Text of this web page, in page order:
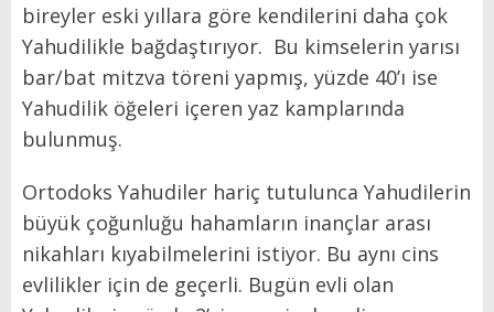
bireyler eski yıllara göre kendilerini daha çok
Yahudilikle bağdaştırıyor. Bu kimselerin yarısı
bar/bat mitzva töreni yapmış, yüzde 40’ı ise
Yahudilik öğeleri içeren yaz kamplarında
bulunmuş.
Ortodoks Yahudiler hariç tutulunca Yahudilerin
büyük çoğunluğu hahamların inançlar arası
nikahları kıyabilmelerini istiyor. Bu aynı cins
evlilikler için de geçerli. Bugün evli olan